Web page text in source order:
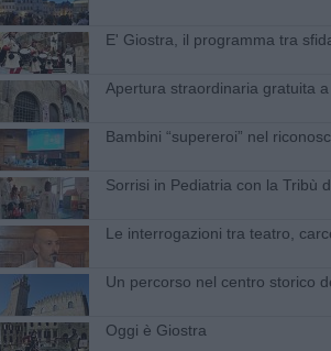
E' Giostra, il programma tra
Apertura straordinaria gratuita
B​ambini “supereroi” nel
Sorrisi in Pediatria con la Tribù
Le interrogazioni tra teatro,
Un percorso nel centro storico
Oggi è Giostra